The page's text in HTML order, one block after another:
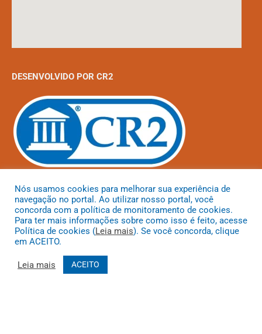
DESENVOLVIDO POR CR2
Muito mais quecriar site ousistema para prefeituras! Realizamos
umaassessoria completa, onde garantimos em contrato que
todas as exigências dasleis de transparência públicaserão
atendidas.
Conheça o PNTP
Nós usamos cookies para melhorar sua experiência de
navegação no portal. Ao utilizar nosso portal, você
concorda com a política de monitoramento de cookies.
Para ter mais informações sobre como isso é feito, acesse
Política de cookies (Leia mais). Se você concorda, clique
em ACEITO.
Leia mais ACEITO